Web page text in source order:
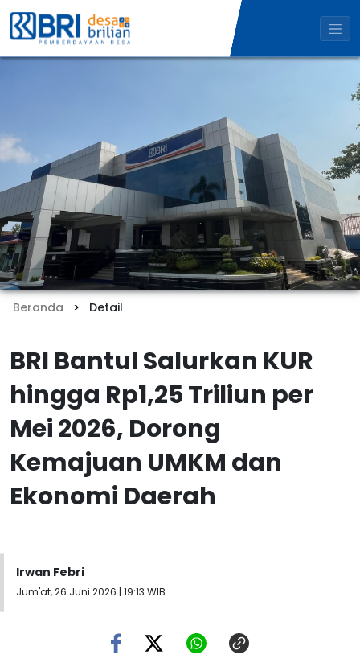
Beranda Detail
BRI Bantul Salurkan KUR
hingga Rp1,25 Triliun per
Mei 2026, Dorong
Kemajuan UMKM dan
Ekonomi Daerah
Irwan Febri
Jum'at, 26 Juni 2026 | 19:13 WIB